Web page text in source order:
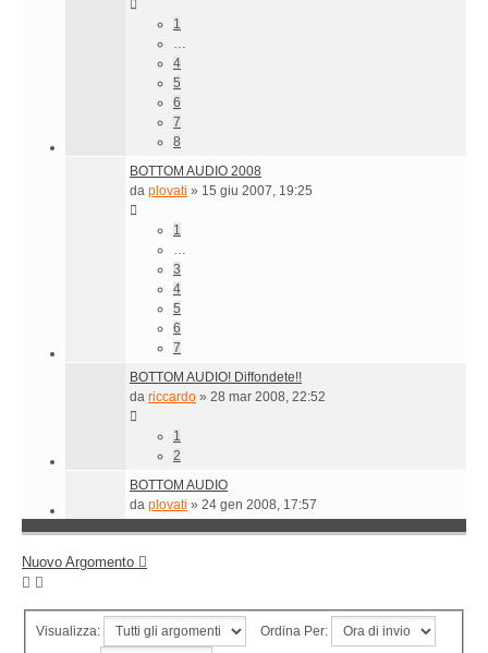
1
…
4
5
6
7
8
BOTTOM AUDIO 2008
da plovati » 15 giu 2007, 19:25
1
…
3
4
5
6
7
BOTTOM AUDIO! Diffondete!!
da riccardo » 28 mar 2008, 22:52
1
2
BOTTOM AUDIO
da plovati » 24 gen 2008, 17:57
Nuovo Argomento
Visualizza:
Ordina Per: